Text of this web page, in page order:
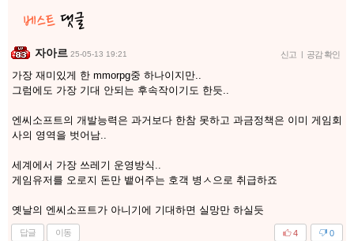
자아르 25-05-13 19:21 신고 | 공감 확인
가장 재미있게 한 mmorpg중 하나이지만..
그럼에도 가장 기대 안되는 후속작이기도 한듯..
엔씨소프트의 개발능력은 과거보다 한참 못하고 과금정책은 이미 게임회
사의 영역을 벗어남..
세계에서 가장 쓰레기 운영방식..
게임유저를 오로지 돈만 뱉어주는 호객 병ㅅ으로 취급하죠
옛날의 엔씨소프트가 아니기에 기대하면 실망만 하실듯
답글 이동 0
4